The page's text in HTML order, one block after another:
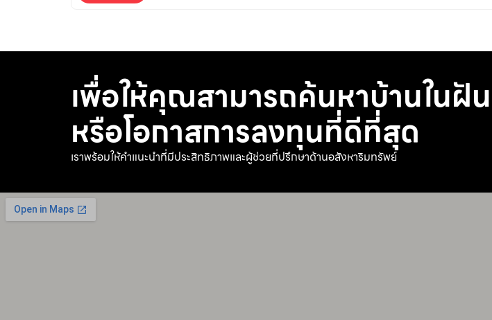
เพื่อให้คุณสามารถค้นหาบ้านในฝัน
หรือโอกาสการลงทุนที่ดีที่สุด
เราพร้อมให้คำแนะนำที่มีประสิทธิภาพและผู้ช่วยที่ปรึกษาด้านอสังหาริมทรัพย์